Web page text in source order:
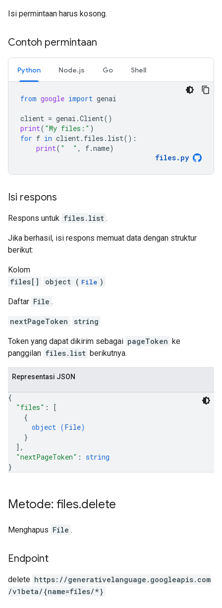
Isi permintaan harus kosong.
Contoh permintaan
Python Node.js Go Shell
from google import genai
client = genai .Client()
print( "My files:" )
for f in client. files . list():
print( "  " , f.name)
files. py
Isi respons
Respons untuk files.list .
Jika berhasil, isi respons memuat data dengan struktur
berikut:
Kolom
files[]
object ( File )
Daftar File .
nextPageToken string
Token yang dapat dikirim sebagai pageToken ke
panggilan files.list berikutnya.
Representasi JSON
{
"files" :
[
{
object (File)
}
] ,
"nextPageToken" : string
}
Metode: files.delete
Menghapus File .
Endpoint
delete https: / /generativelanguage.googleapis.com
/v1beta/{name=files/*}